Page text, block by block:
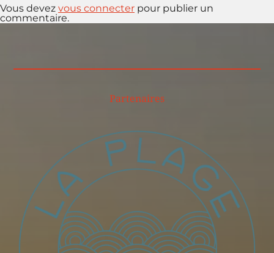
Vous devez vous connecter pour publier un
commentaire.
Partenaires